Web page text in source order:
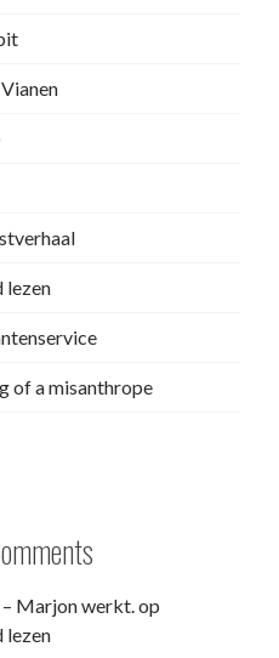
lezen
of a misanthrope
– Marjon werkt.op
lezen